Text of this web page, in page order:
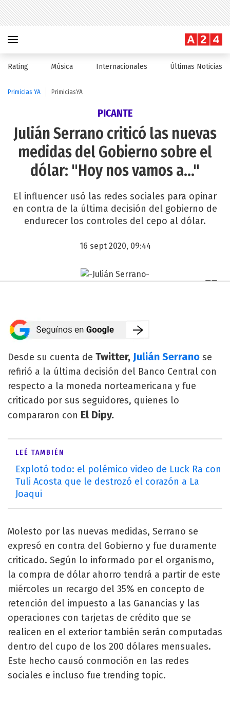
Rating Música Internacionales Últimas Noticias
Primicias YA PrimiciasYA
PICANTE
Julián Serrano criticó las nuevas
medidas del Gobierno sobre el
dólar: "Hoy nos vamos a..."
El influencer usó las redes sociales para opinar
en contra de la última decisión del gobierno de
endurecer los controles del cepo al dólar.
16 sept 2020, 09:44
Desde su cuenta de Twitter, Julián Serrano se
refirió a la última decisión del Banco Central con
respecto a la moneda norteamericana y fue
criticado por sus seguidores, quienes lo
compararon con El Dipy.
LEÉ TAMBIÉN
Explotó todo: el polémico video de Luck Ra con
Tuli Acosta que le destrozó el corazón a La
Joaqui
Molesto por las nuevas medidas, Serrano se
expresó en contra del Gobierno y fue duramente
criticado. Según lo informado por el organismo,
la compra de dólar ahorro tendrá a partir de este
miércoles un recargo del 35% en concepto de
retención del impuesto a las Ganancias y las
operaciones con tarjetas de crédito que se
realicen en el exterior también serán computadas
dentro del cupo de los 200 dólares mensuales.
Este hecho causó conmoción en las redes
sociales e incluso fue trending topic.